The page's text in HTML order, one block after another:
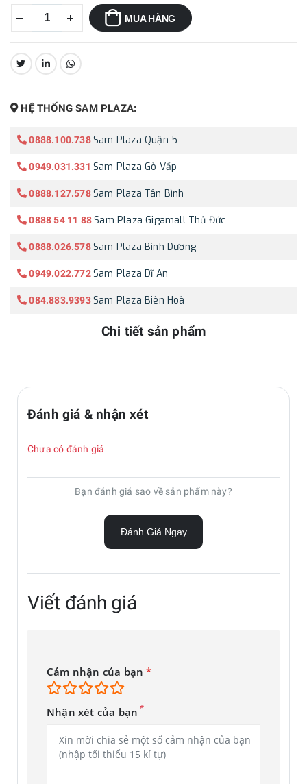
MUA HÀNG
CHIA SẺ:
HỆ THỐNG SAM PLAZA:
0888.100.738 Sam Plaza Quận 5
0949.031.331 Sam Plaza Gò Vấp
0888.127.578 Sam Plaza Tân Bình
0888 54 11 88 Sam Plaza Gigamall Thủ Đức
0888.026.578 Sam Plaza Bình Dương
0949.022.772 Sam Plaza Dĩ An
084.883.9393 Sam Plaza Biên Hoà
Chi tiết sản phẩm
Đánh giá & nhận xét
Chưa có đánh giá
Bạn đánh giá sao về sản phẩm này?
Đánh Giá Ngay
Viết đánh giá
Cảm nhận của bạn*
Nhận xét của bạn *